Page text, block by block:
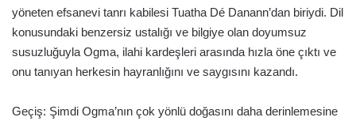
yöneten efsanevi tanrı kabilesi Tuatha Dé Danann’dan biriydi. Dil
konusundaki benzersiz ustalığı ve bilgiye olan doyumsuz
susuzluğuyla Ogma, ilahi kardeşleri arasında hızla öne çıktı ve
onu tanıyan herkesin hayranlığını ve saygısını kazandı.
Geçiş: Şimdi Ogma’nın çok yönlü doğasını daha derinlemesine